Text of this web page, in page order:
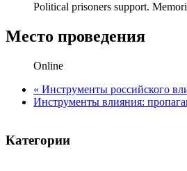
Political prisoners support.
Место проведения
Online
« Инструменты российского
Инструменты влияния:
Категории